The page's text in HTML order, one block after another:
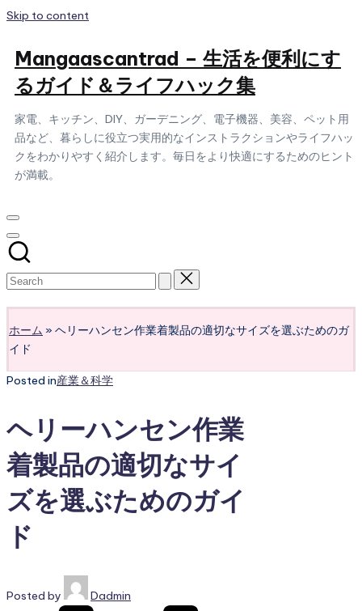
Skip to content
Mangaascantrad – 生活を便利にす
るガイド＆ライフハック集
家電、キッチン、DIY、ガーデニング、電子機器、美容、ペット用
品など、暮らしに役立つ実用的なインストラクションやライフハッ
クをわかりやすく紹介します。毎日をより快適にするためのヒント
が満載。
ホーム » ヘリーハンセン作業着製品の適切なサイズを選ぶためのガ
イド
Posted in産業＆科学
ヘリーハンセン作業
着製品の適切なサイ
ズを選ぶためのガイ
ド
Posted by Dadmin